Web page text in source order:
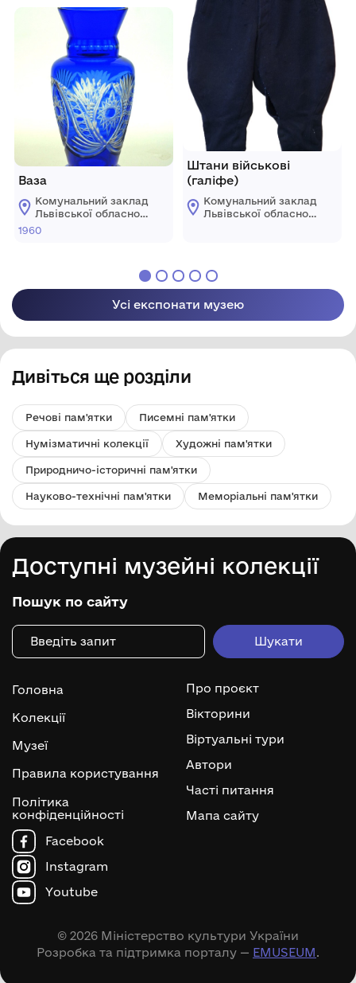
Ваза
Комунальний заклад
Львівської обласної
ради "Львівський
1960
Штани військові
(галіфе)
Комунальний заклад
Львівської обласної
Усі експонати музею
Дивіться ще розділи
Речові пам'ятки Писемні пам'ятки
Нумізматичні колекції Художні пам'ятки
Природничо-історичні пам'ятки
Науково-технічні пам'ятки Меморіальні пам'ятки
Доступні музейні колекції
Пошук по сайту
Головна
Колекції
Музеї
Правила користування
Політика
конфіденційності
Про проєкт
Вікторини
Віртуальні тури
Автори
Часті питання
Мапа сайту
Facebook
Instagram
Youtube
© 2026 Міністерство культури України
Розробка та підтримка порталу — EMUSEUM.